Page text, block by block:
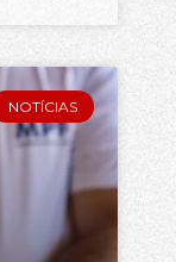
NOTÍCIAS